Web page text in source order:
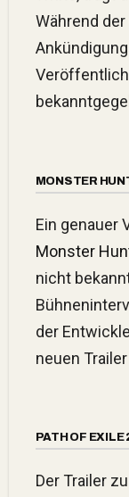
Während
MONSTER
Ein
Monster
nicht
der
neuen
PATH OF EXILE
Der Trailer zu